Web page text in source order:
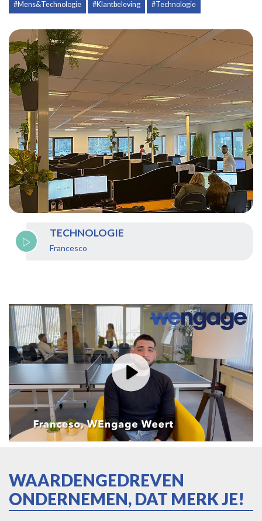
#Mens&Technologie #Klantbeleving #Technologie
TECHNOLOGIE
Francesco
Play
WAARDENGEDREVEN
ONDERNEMEN, DAT MERK JE!